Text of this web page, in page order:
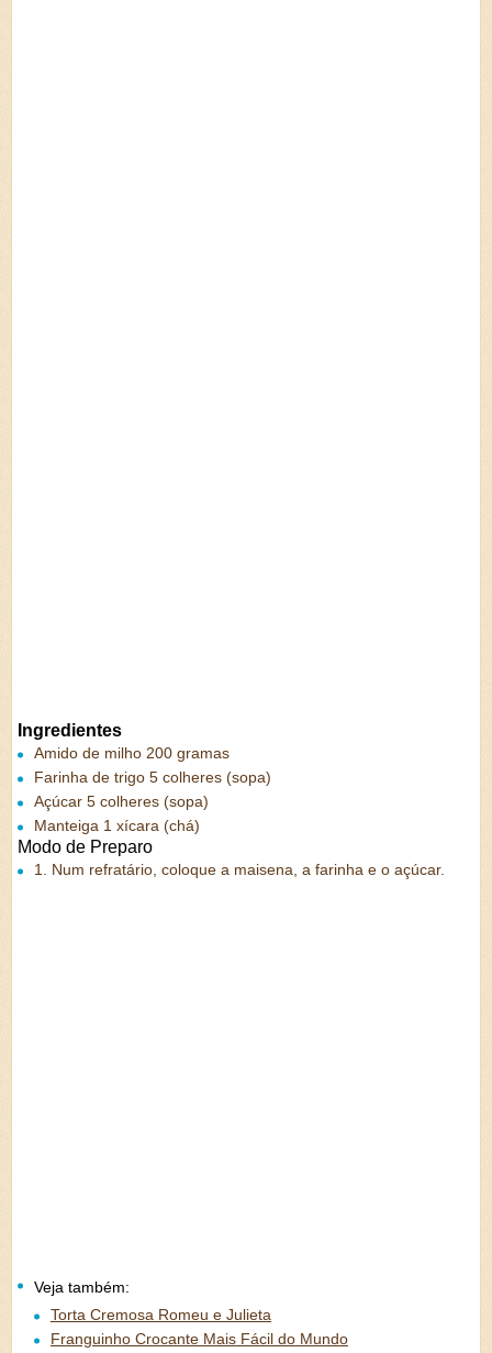
Ingredientes
Amido de milho 200 gramas
Farinha de trigo 5 colheres (sopa)
Açúcar 5 colheres (sopa)
Manteiga 1 xícara (chá)
Modo de Preparo
1. Num refratário, coloque a maisena, a farinha e o açúcar.
Veja também:
Torta Cremosa Romeu e Julieta
Franguinho Crocante Mais Fácil do Mundo